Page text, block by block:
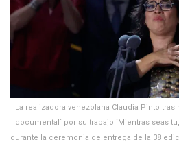
La realizadora venezolana Claudia Pinto
documental´ por su trabajo ´Mientras seas
durante la ceremonia de entrega de la 38